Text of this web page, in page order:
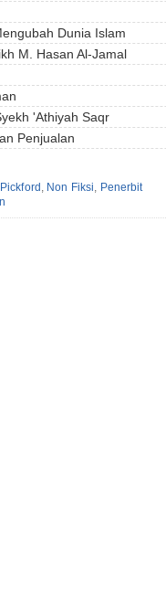
Dunia Islam
M. Hasan Al-Jamal
'Athiyah Saqr
Penjualan
, Non Fiksi, Penerbit